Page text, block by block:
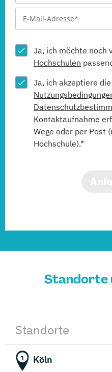
(Fernlehrgang)
(Fernlehrgang)
Sommelier
(Fernlehrgang)
Vegan geschulter Koch
(Fernlehrgang)
Ja, ich möchte noch
Hochschulen
Ja, ich akzeptiere
Kontaktaufnahme
Wege oder per Post
Hochschule).*
Standorte
Standorte
1 Köln